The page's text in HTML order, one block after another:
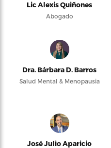
Lic Alexis Quiñones
Abogado
Dra. Bárbara D. Barros
Salud Mental & Menopausia
José Julio Aparicio